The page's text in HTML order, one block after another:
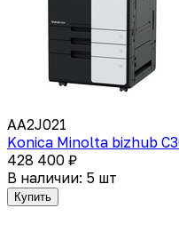
AA2J021
Konica Minolta bizhub
428 400 ₽
В наличии: 5 шт
Купить